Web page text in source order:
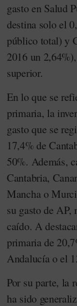
gasto en Salud
destina solo el
público total) y
2016 un
superior.
En lo que se
primaria, la
gasto que se
17,4% de
50%. Además,
Cantabria,
Mancha o
su gasto de AP,
caído. A
primaria de
Andalucía o el
Por su parte, la
ha sido